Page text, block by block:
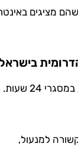
מציגים
למנעול,